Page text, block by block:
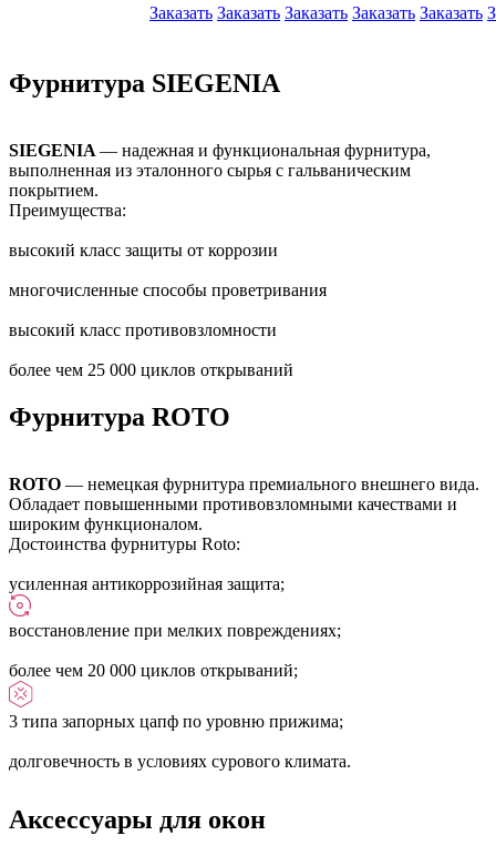
Заказать Заказать Заказать Заказать Заказать
Фурнитура SIEGENIA
SIEGENIA — надежная и функциональная фурнитура,
выполненная из эталонного сырья с гальваническим
покрытием.
Преимущества:
высокий класс защиты от коррозии
многочисленные способы проветривания
высокий класс противовзломности
более чем 25 000 циклов открываний
Фурнитура ROTO
ROTO — немецкая фурнитура премиального внешнего вида.
Обладает повышенными противовзломными качествами и
широким функционалом.
Достоинства фурнитуры Roto:
усиленная антикоррозийная защита;
восстановление при мелких повреждениях;
более чем 20 000 циклов открываний;
3 типа запорных цапф по уровню прижима;
долговечность в условиях сурового климата.
Аксессуары для окон